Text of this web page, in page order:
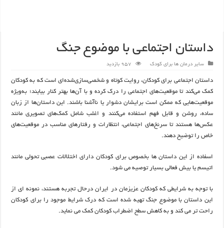
داستان اجتماعی با موضوع جنگ
سایر درمان ها برای کودک 957 بازدید
داستان اجتماعی برای کودکان، روایت کوتاه و شخصی‌سازی‌شده‌ای است که به کودکان
کمک می‌کند تا موقعیت‌های اجتماعی را درک کرده و با آن‌ها بهتر کنار بیایند؛ به‌ویژه
موقعیت‌هایی که ممکن است برایشان دشوار یا ناآشنا باشند. این داستان‌ها از زبان
ساده، روشن و قابل فهم استفاده می‌کنند و اغلب شامل کمک‌های تصویری مانند
عکس‌ها هستند تا سرنخ‌های اجتماعی، انتظارات و رفتارهای مناسب در موقعیت‌های
خاص را توضیح دهند.
اسفاده از این داستان ها بخصوص برای کودکان دارای اختلالات عصبی تحولی مانند
اتیسم یا بیش فعالی بسیار توصیه می شود.
با توجه به شرایطی که کودکان عزیزمان در ایران درحال تجربه هستند، نمونه ای از
این داستان با موضوع جنگ تهیه شده است که درک شرایط موجود را برای کودکان
راحت تر می کند و به کاهش سطح اضطراب کودکان کمک می نماید.